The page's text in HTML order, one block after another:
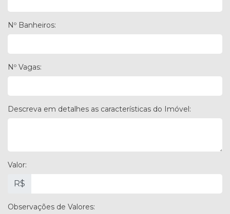
Nº Banheiros:
Nº Vagas:
Descreva em detalhes as características do Imóvel:
Valor:
R$
Observações de Valores: